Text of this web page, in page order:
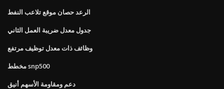
الرعد حصان موقع تلاعب النفط
جدول معدل ضريبة العمل الثاني
وظائف ذات معدل توظيف مرتفع
مخطط snp500
دعم ومقاومة الأسهم أنيق